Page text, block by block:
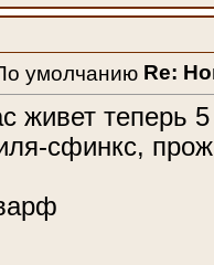
Re:
живет теперь
сфинкс,